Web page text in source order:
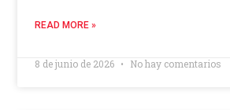
READ MORE »
8 de junio de 2026 No hay comentarios